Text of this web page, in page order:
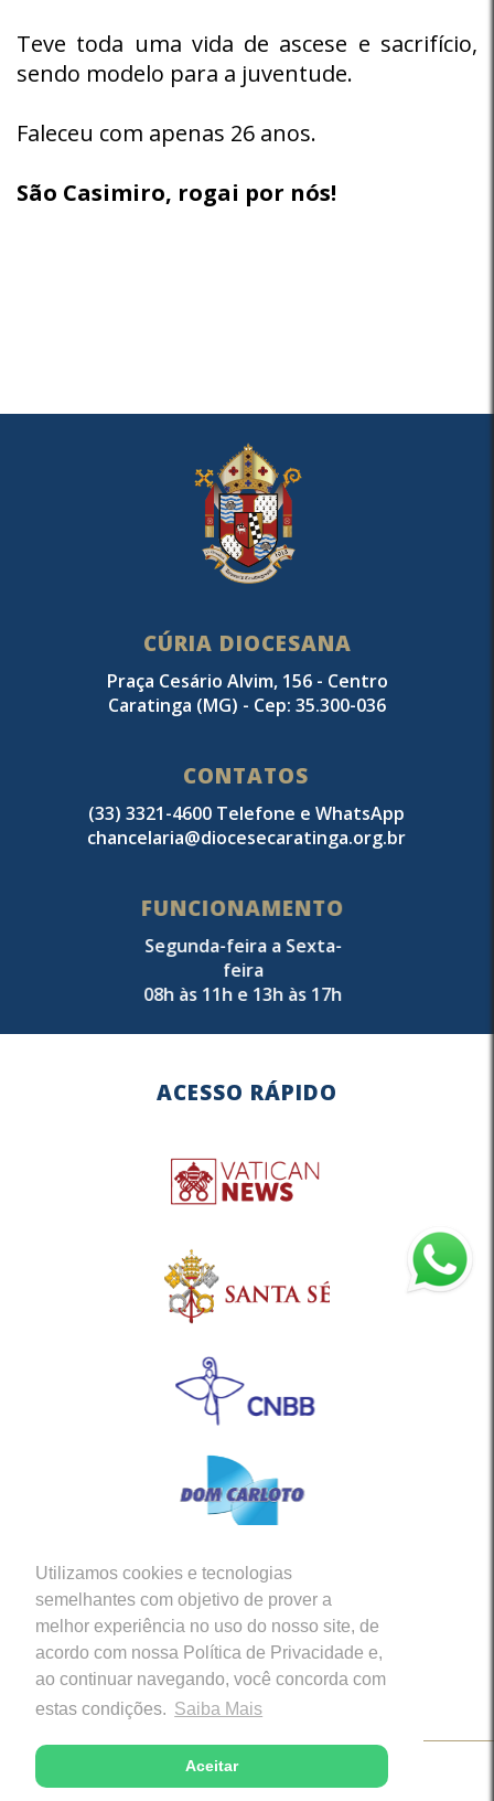
Utilizamos cookies e tecnologias
semelhantes com objetivo de prover a
melhor experiência no uso do nosso site, de
acordo com nossa Política de Privacidade e,
ao continuar navegando, você concorda com
estas condições. Saiba Mais
Aceitar
Teve toda uma vida de ascese e sacrifício,
sendo modelo para a juventude.
Faleceu com apenas 26 anos.
São Casimiro, rogai por nós!
CÚRIA DIOCESANA
Praça Cesário Alvim, 156 - Centro
Caratinga (MG) - Cep: 35.300-036
CONTATOS
(33) 3321-4600 Telefone e WhatsApp
chancelaria@diocesecaratinga.org.br
FUNCIONAMENTO
Segunda-feira a Sexta-
feira
08h às 11h e 13h às 17h
ACESSO RÁPIDO
Siga-nos em nossas Redes Sociais
Copyright © 2026 - Diocese de Caratinga (MG)